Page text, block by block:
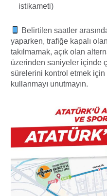
istikameti)
Belirtilen saatler
yaparken, trafiğe kapalı
takılmamak, açık olan
üzerinden saniyeler içinde
sürelerini kontrol etmek için
kullanmayı unutmayın.